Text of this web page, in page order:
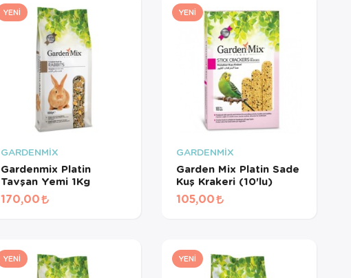
YENI
GARDENMİX
Gardenmix Platin
Tavşan Yemi 1Kg
170,00
YENI
GARDENMİX
Garden Mix Platin Sade
Kuş Krakeri (10'lu)
105,00
YENI YENI